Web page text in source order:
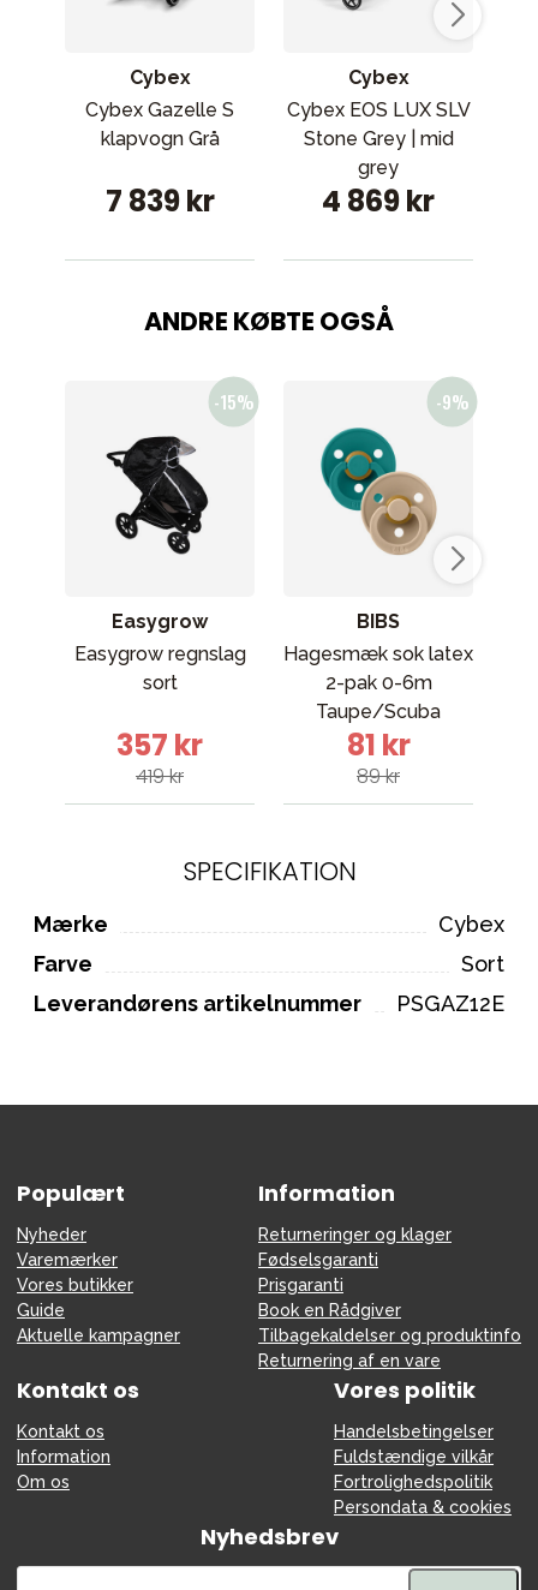
Cybex
Cybex Gazelle S
klapvogn Grå
7 839 kr
Cybex
Cybex EOS LUX SLV
Stone Grey | mid
grey
4 869 kr
ANDRE KØBTE OGSÅ
Easygrow
Easygrow regnslag
sort
357 kr
419 kr
BIBS
Hagesmæk sok latex
2-pak 0-6m
Taupe/Scuba
81 kr
89 kr
SPECIFIKATION
Mærke
Cybex
Farve
Sort
Leverandørens artikelnummer
PSGAZ12E
Populært
Nyheder
Varemærker
Vores butikker
Guide
Aktuelle kampagner
Information
Returneringer og klager
Fødselsgaranti
Prisgaranti
Book en Rådgiver
Tilbagekaldelser og produktinfo
Returnering af en vare
Kontakt os
Kontakt os
Information
Om os
Vores politik
Handelsbetingelser
Fuldstændige vilkår
Fortrolighedspolitik
Persondata & cookies
Nyhedsbrev